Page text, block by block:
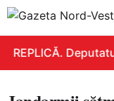
REPLICĂ.